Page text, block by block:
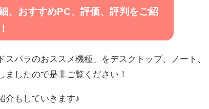
、おすすめPC、評価、評判をご紹
スパラのおススメ機種」をデスクトップ、ノート、
したので是非ご覧ください！
介もしていきます♪